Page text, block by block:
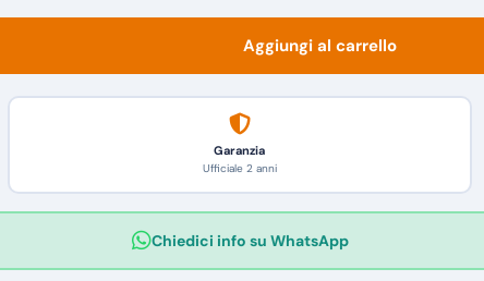
Aggiungi al carrello
Garanzia
Ufficiale 2 anni
Chiedici info su WhatsApp